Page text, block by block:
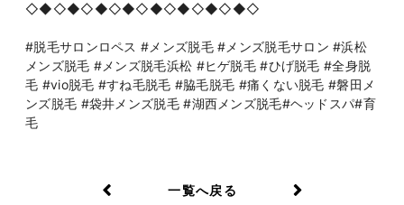
◇◆◇◆◇◆◇◆◇◆◇◆◇◆◇◆◇
#脱毛サロンロペス #メンズ脱毛 #メンズ脱毛サロン #浜松
メンズ脱毛 #メンズ脱毛浜松 #ヒゲ脱毛 #ひげ脱毛 #全身脱
毛 #vio脱毛 #すね毛脱毛 #脇毛脱毛 #痛くない脱毛 #磐田メ
ンズ脱毛 #袋井メンズ脱毛 #湖西メンズ脱毛#ヘッドスパ#育
毛
一覧へ戻る